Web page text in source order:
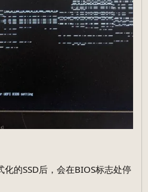
的SSD后，会在BIOS标志处停